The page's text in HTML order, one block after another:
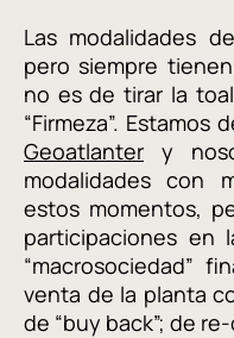
Las modalidades
pero siempre
no es de tirar la
“Firmeza”. Estamos
Geoatlanter y
modalidades con
estos momentos,
participaciones en
“macrosociedad”
venta de la planta
de “buy back”; de